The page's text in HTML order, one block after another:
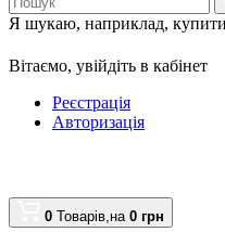
Я шукаю, наприклад,
Вітаємо, увійдіть в кабінет
Реєстрація
Авторизація
0 Товарів,на 0 грн